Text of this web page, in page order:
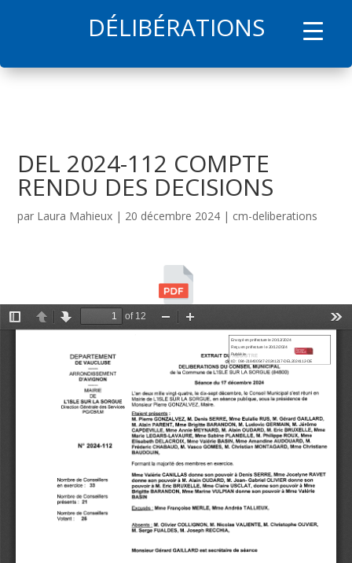
DÉLIBÉRATIONS
DEL 2024-112 COMPTE
RENDU DES DECISIONS
par Laura Mahieux | 20 décembre 2024 | cm-deliberations